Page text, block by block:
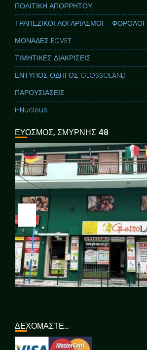
ΠΟΛΙΤΙΚΗ ΑΠΟΡΡΗΤΟΥ
ΤΡΑΠΕΖΙΚΟΙ ΛΟΓΑΡΙΑΣΜΟΙ –
ΜΟΝΑΔΕΣ ECVET
ΤΙΜΗΤΙΚΕΣ ΔΙΑΚΡΙΣΕΙΣ
ΕΝΤΥΠΟΣ ΟΔΗΓΟΣ GLOSSOLAND
ΠΑΡΟΥΣΙΑΣΕΙΣ
i-Nucleus
ΕΥΟΣΜΟΣ, ΣΜΥΡΝΗΣ 48
ΔΕΧΟΜΑΣΤΕ…